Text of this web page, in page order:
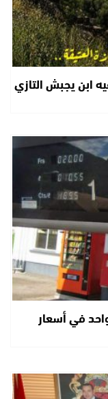
ابن يجبش التازي
للتر الواحد في أسعار